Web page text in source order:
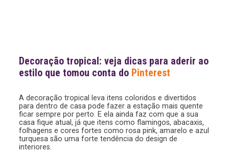
Decoração tropical: veja dicas para aderir ao
estilo que tomou conta do Pinterest
A decoração tropical leva itens coloridos e divertidos
para dentro de casa pode fazer a estação mais quente
ficar sempre por perto. E ela ainda faz com que a sua
casa fique atual, já que itens como flamingos, abacaxis,
folhagens e cores fortes como rosa pink, amarelo e azul
turquesa são uma forte tendência do design de
interiores.